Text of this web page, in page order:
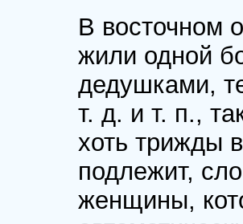
В восточном
жили одной
дедушками,
т. д. и т. п.,
хоть трижды
подлежит,
женщины,